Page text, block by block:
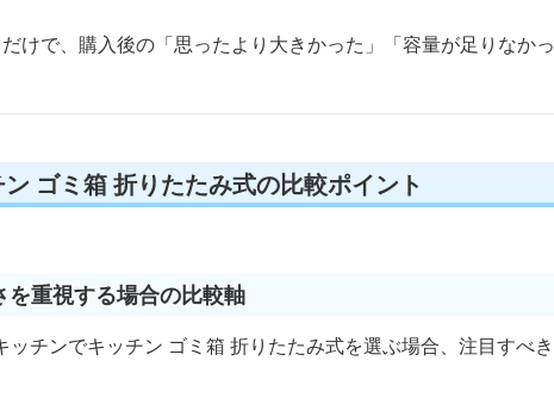
けで、購入後の「思ったより大きかった」「容量が足りなか
ゴミ箱 折りたたみ式の比較ポイント
を重視する場合の比較軸
ッチンでキッチン ゴミ箱 折りたたみ式を選ぶ場合、注目すべ